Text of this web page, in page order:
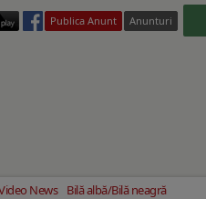
Publica Anunt Anunturi
News Bilă albă/Bilă neagră